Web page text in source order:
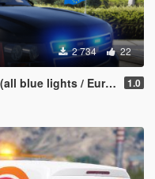
2 734 22
/ European Union flags) 1.0